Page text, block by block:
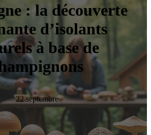
: la découverte
d’isolants
à base de
22 septembre